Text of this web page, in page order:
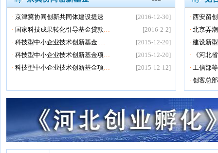
[2016-12-30]
· 京津冀协同创新共同体建设提速
[2016-2-2]
· 国家科技成果转化引导基金贷款…
[2015-12-20]
· 科技型中小企业技术创新基金 …
[2015-12-20]
· 科技型中小企业技术创新基金项…
[2015-12-12]
· 科技型中小企业技术创新基金项…
· 西安留
· 北京弄
· 建设新
·
《河北
· 工信部
· 创客总